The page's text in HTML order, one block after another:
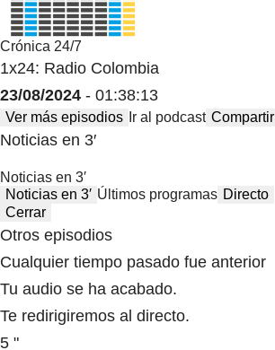
Crónica 24/7
1x24: Radio Colombia
23/08/2024 - 01:38:13
Ver más episodios Ir al podcast Compartir
Noticias en 3′
Noticias en 3′
Noticias en 3′ Últimos programas Directo
Cerrar
Otros episodios
Cualquier tiempo pasado fue anterior
Tu audio se ha acabado.
Te redirigiremos al directo.
5 "